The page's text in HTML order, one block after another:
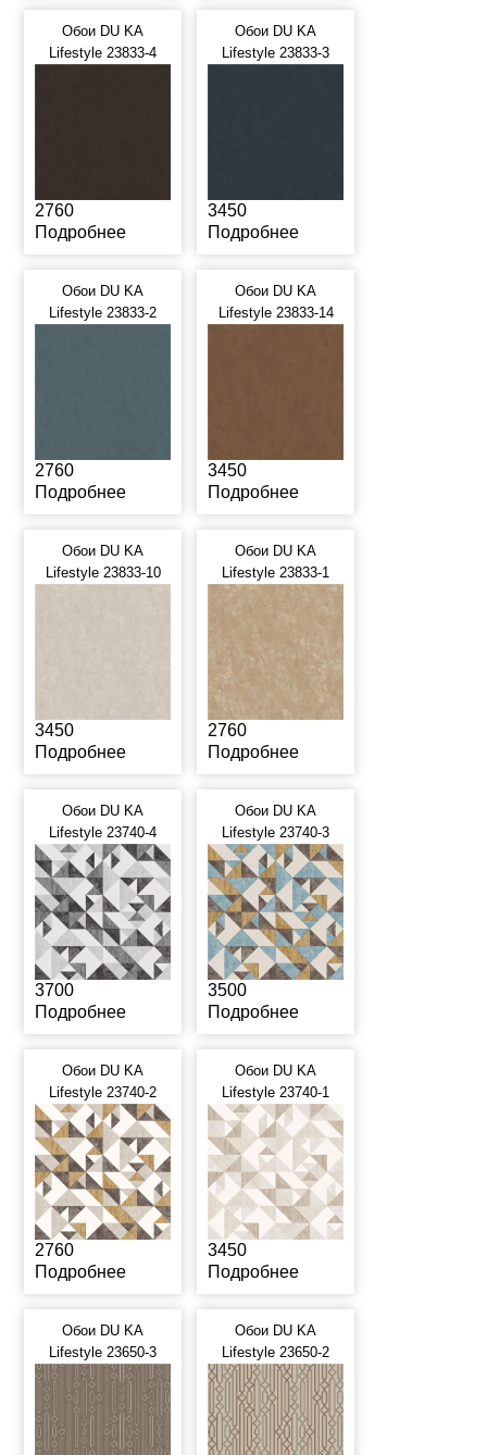
Обои DU KA
Lifestyle 23833-4
2760
Подробнее
Обои DU KA
Lifestyle 23833-3
3450
Подробнее
Обои DU KA
Lifestyle 23833-2
2760
Подробнее
Обои DU KA
Lifestyle 23833-14
3450
Подробнее
Обои DU KA
Lifestyle 23833-10
3450
Подробнее
Обои DU KA
Lifestyle 23833-1
2760
Подробнее
Обои DU KA
Lifestyle 23740-4
3700
Подробнее
Обои DU KA
Lifestyle 23740-3
3500
Подробнее
Обои DU KA
Lifestyle 23740-2
2760
Подробнее
Обои DU KA
Lifestyle 23740-1
3450
Подробнее
Обои DU KA
Lifestyle 23650-3
Обои DU KA
Lifestyle 23650-2